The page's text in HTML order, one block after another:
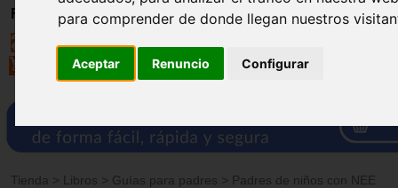
para comprender de donde llegan nuestros
Aceptar Renuncio Configurar
Registro
Tienda > Libros > Guías para padres > Padres de niños con NEE